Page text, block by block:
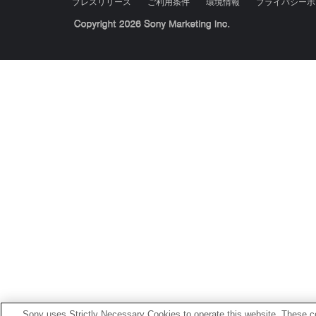
プレスリリース ご利用条件 環境情報 プライバシー
Sony Corporation, Sony Marketing Inc.